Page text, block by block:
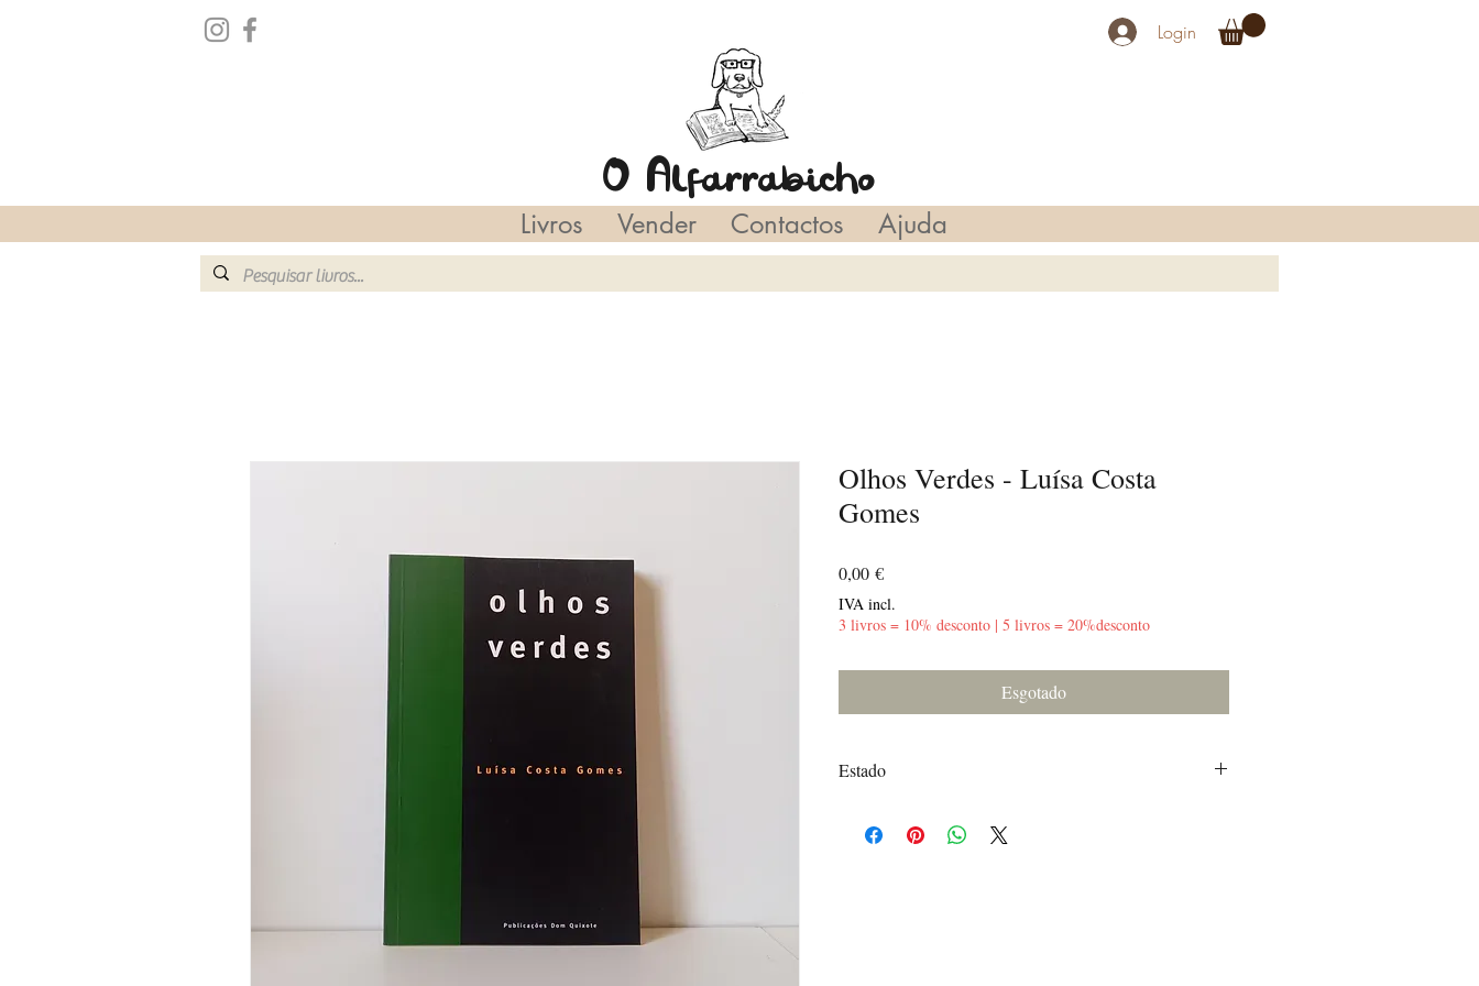
O Alfarrabicho
Login
Livros Vender Contactos Ajuda
Olhos Verdes - Luísa Costa
Gomes
0,00 €Preço
IVA incl.
3 livros = 10% desconto | 5 livros = 20%desconto
Esgotado
Estado